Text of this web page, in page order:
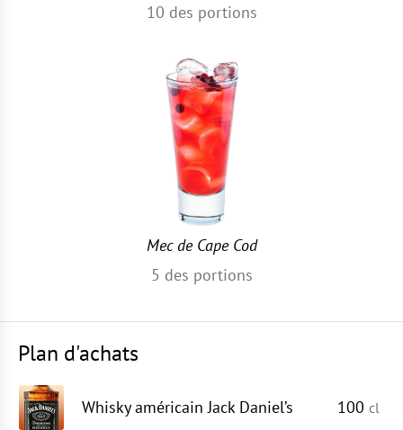
10 des portions
Mec de Cape Cod
5 des portions
Plan d'achats
Whisky américain Jack Daniel’s 100 cl